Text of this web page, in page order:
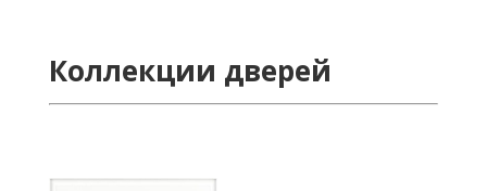
Коллекции дверей